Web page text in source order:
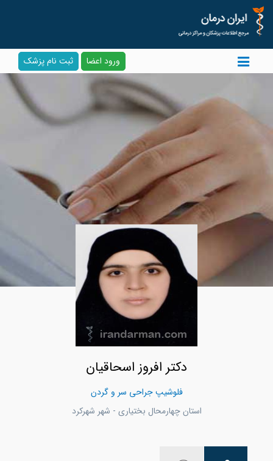
ورود اعضا ثبت نام پزشک
دکتر افروز اسحاقیان
فلوشیپ جراحی سر و گردن
استان چهارمحال بختياری - شهر شهركرد